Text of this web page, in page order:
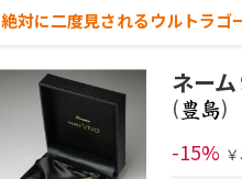
絶対に二度見されるウルトラゴ
ネー
(
)
-15% ￥